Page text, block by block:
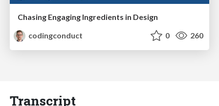
Chasing Engaging Ingredients in Design
codingconduct
0 260
Transcript